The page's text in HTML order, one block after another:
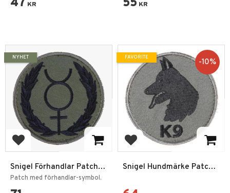
47 KR 55 KR
Add to favorites
Snigel Förhandlar Patch
-12
Patch med förhandlar-symbol.
NYHET
Add to favorites
Snigel Hundmärke Patch
10%
FAVORITE